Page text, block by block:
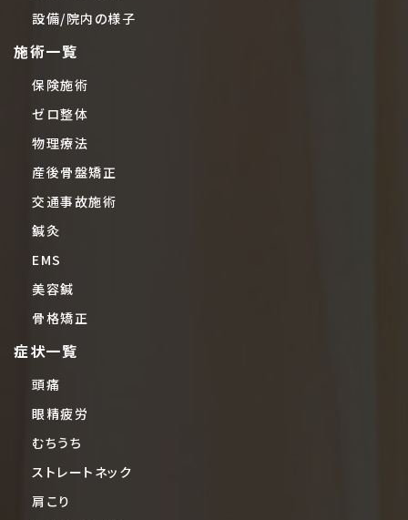
設備/院内の様子
施術一覧
保険施術
ゼロ整体
物理療法
産後骨盤矯正
交通事故施術
鍼灸
EMS
美容鍼
骨格矯正
症状一覧
頭痛
眼精疲労
むちうち
ストレートネック
肩こり